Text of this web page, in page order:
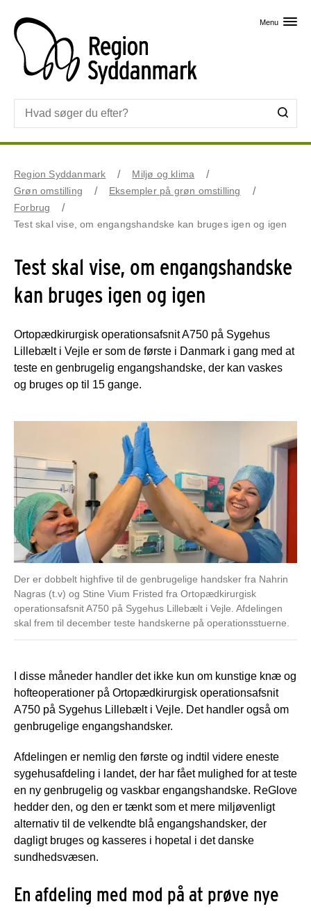
Menu
Region Syddanmark
Miljø og klima
Grøn omstilling
Eksempler på grøn omstilling
Forbrug
Test skal vise, om engangshandske kan bruges igen og igen
Test skal vise, om engangshandske
kan bruges igen og igen
Ortopædkirurgisk operationsafsnit A750 på Sygehus
Lillebælt i Vejle er som de første i Danmark i gang med at
teste en genbrugelig engangshandske, der kan vaskes
og bruges op til 15 gange.
Der er dobbelt highfive til de genbrugelige handsker fra Nahrin
Nagras (t.v) og Stine Vium Fristed fra Ortopædkirurgisk
operationsafsnit A750 på Sygehus Lillebælt i Vejle. Afdelingen
skal frem til december teste handskerne på operationsstuerne.
I disse måneder handler det ikke kun om kunstige knæ og
hofteoperationer på Ortopædkirurgisk operationsafsnit
A750 på Sygehus Lillebælt i Vejle. Det handler også om
genbrugelige engangshandsker.
Afdelingen er nemlig den første og indtil videre eneste
sygehusafdeling i landet, der har fået mulighed for at teste
en ny genbrugelig og vaskbar engangshandske. ReGlove
hedder den, og den er tænkt som et mere miljøvenligt
alternativ til de velkendte blå engangshandsker, der
dagligt bruges og kasseres i hopetal i det danske
sundhedsvæsen.
En afdeling med mod på at prøve nye